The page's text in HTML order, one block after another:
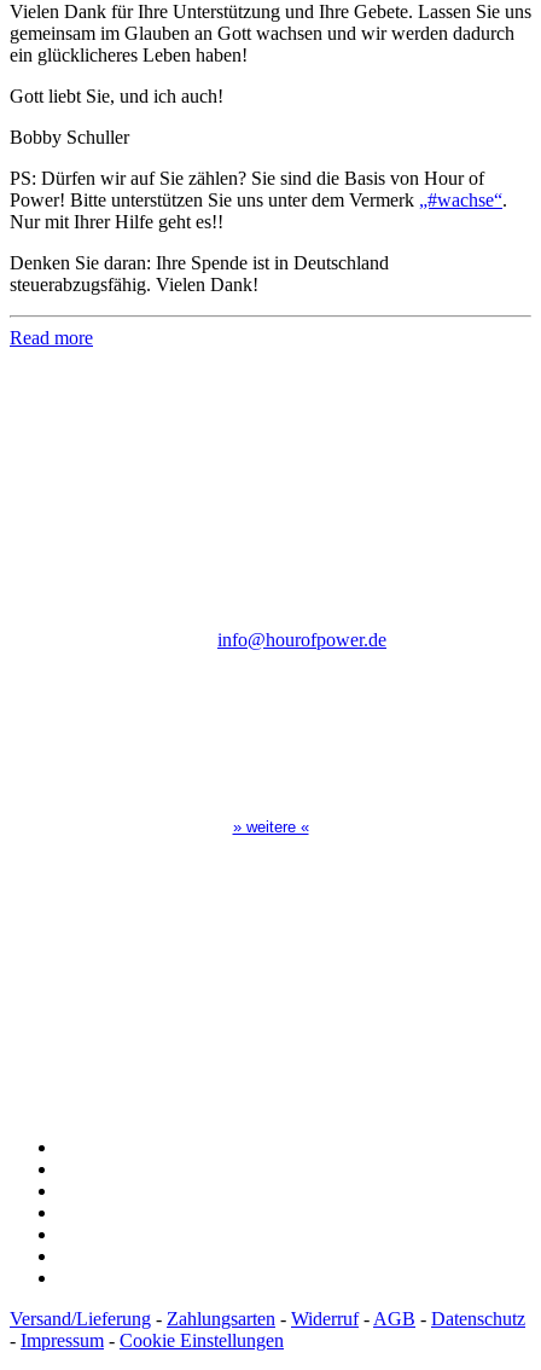
Vielen Dank für Ihre Unterstützung und Ihre Gebete. Lassen Sie uns
gemeinsam im Glauben an Gott wachsen und wir werden dadurch
ein glücklicheres Leben haben!
Gott liebt Sie, und ich auch!
Bobby Schuller
PS: Dürfen wir auf Sie zählen? Sie sind die Basis von Hour of
Power! Bitte unterstützen Sie uns unter dem Vermerk „#wachse“.
Nur mit Ihrer Hilfe geht es!!
Denken Sie daran: Ihre Spende ist in Deutschland
steuerabzugsfähig. Vielen Dank!
Read more
info@hourofpower.de
» weitere «
Versand/Lieferung - Zahlungsarten - Widerruf- AGB - Datenschutz
- Impressum - Cookie Einstellungen